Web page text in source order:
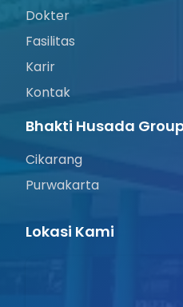
Dokter
Fasilitas
Karir
Kontak
Bhakti Husada
Cikarang
Purwakarta
Lokasi Kami